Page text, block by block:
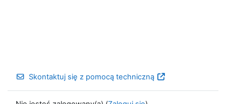
Skontaktuj się z pomocą techniczną